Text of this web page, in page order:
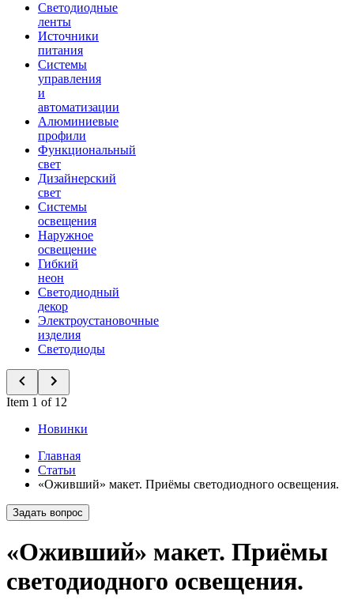
Светодиодные
ленты
Источники
питания
Системы
управления
и
автоматизации
Алюминиевые
профили
Функциональный
свет
Дизайнерский
свет
Системы
освещения
Наружное
освещение
Гибкий
неон
Светодиодный
декор
Электроустановочные
изделия
Светодиоды
Item 1 of 12
Новинки
Главная
Статьи
«Оживший» макет. Приёмы светодиодного освещения.
Задать вопрос
«Оживший» макет. Приёмы
светодиодного освещения.